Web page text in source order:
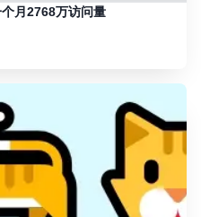
月2768万访问量